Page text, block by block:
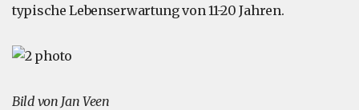
typische Lebenserwartung von 11-20 Jahren.
Bild von Jan Veen